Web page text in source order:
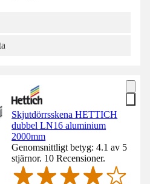
Skjutdörrsskena HETTICH
dubbel LN16 aluminium
2000mm
Genomsnittligt betyg: 4.1 av 5
stjärnor. 10 Recensioner.